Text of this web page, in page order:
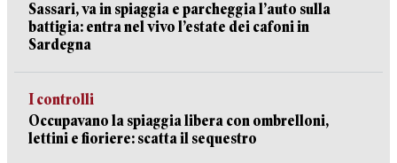
Sassari, va in spiaggia e parcheggia l’auto sulla
battigia: entra nel vivo l’estate dei cafoni in
Sardegna
I controlli
Occupavano la spiaggia libera con ombrelloni,
lettini e fioriere: scatta il sequestro